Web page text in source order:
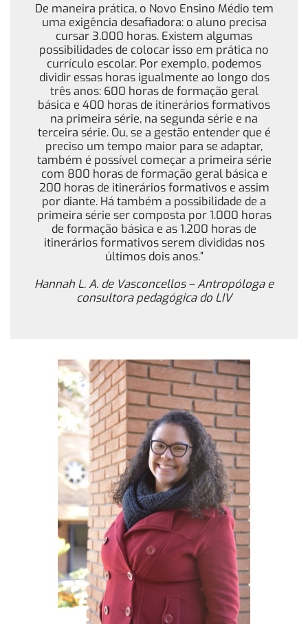
De maneira prática, o Novo Ensino Médio tem
uma exigência desafiadora: o aluno precisa
cursar 3.000 horas. Existem algumas
possibilidades de colocar isso em prática no
currículo escolar. Por exemplo, podemos
dividir essas horas igualmente ao longo dos
três anos: 600 horas de formação geral
básica e 400 horas de itinerários formativos
na primeira série, na segunda série e na
terceira série. Ou, se a gestão entender que é
preciso um tempo maior para se adaptar,
também é possível começar a primeira série
com 800 horas de formação geral básica e
200 horas de itinerários formativos e assim
por diante. Há também a possibilidade de a
primeira série ser composta por 1.000 horas
de formação básica e as 1.200 horas de
itinerários formativos serem divididas nos
últimos dois anos.”
Hannah L. A. de Vasconcellos – Antropóloga e
consultora pedagógica do LIV